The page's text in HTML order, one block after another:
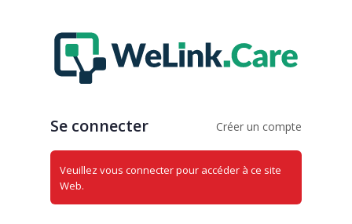
connecter
Se connecter Créer un compte
Veuillez vous connecter pour accéder à ce site
Web.